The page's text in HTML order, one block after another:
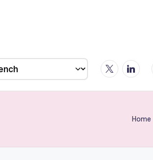
X LinkedIn
Home